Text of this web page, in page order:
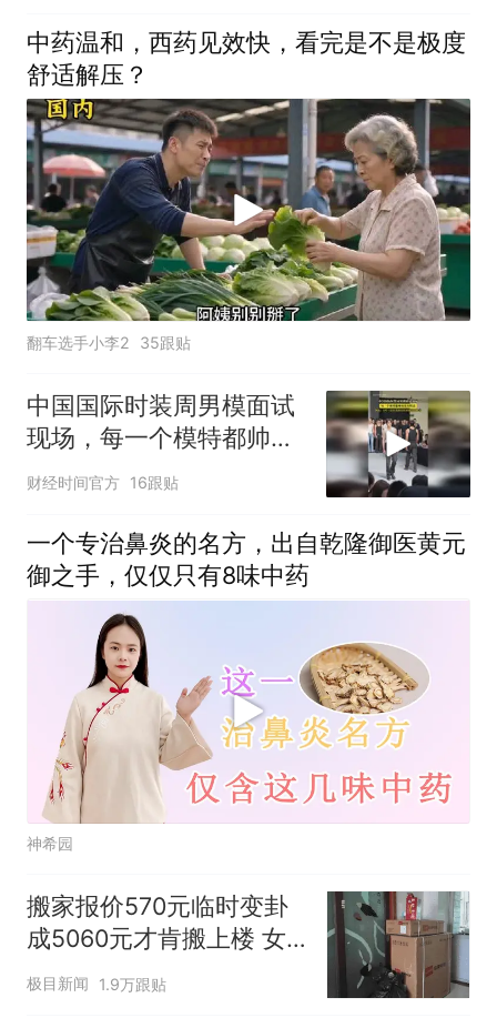
中药温和，西药见效快，看完是不是极度
舒适解压？
翻车选手小李2 35跟贴
中国国际时装周男模面试
现场，每一个模特都帅的
很有特点！
财经时间官方 16跟贴
一个专治鼻炎的名方，出自乾隆御医黄元
御之手，仅仅只有8味中药
神希园
搬家报价570元临时变卦
成5060元才肯搬上楼 女
子傻眼
极目新闻 1.9万跟贴